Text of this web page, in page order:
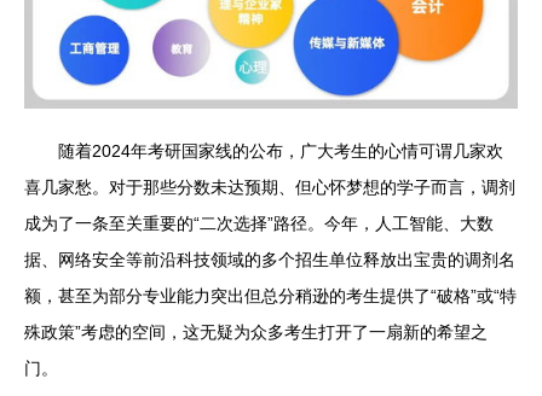
随着2024年考研国家线的公布，广大考生的心情可谓几家欢
喜几家愁。对于那些分数未达预期、但心怀梦想的学子而言，调剂
成为了一条至关重要的“二次选择”路径。今年，人工智能、大数
据、网络安全等前沿科技领域的多个招生单位释放出宝贵的调剂名
额，甚至为部分专业能力突出但总分稍逊的考生提供了“破格”或“特
殊政策”考虑的空间，这无疑为众多考生打开了一扇新的希望之
门。